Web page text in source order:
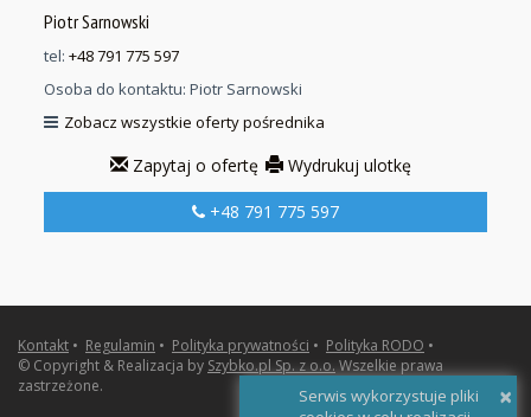
Piotr Sarnowski
tel: +48 791 775 597
Osoba do kontaktu: Piotr Sarnowski
Zobacz wszystkie oferty pośrednika
Zapytaj o ofertę Wydrukuj ulotkę
+48 791 775 597
Kontakt • Regulamin • Polityka prywatności • Polityka RODO •
© Copyright & Realizacja by Szybko.pl Sp. z o.o. Wszelkie prawa
zastrzeżone.
×
Serwis wykorzystuje pliki